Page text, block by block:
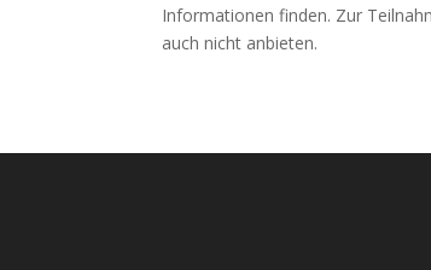
Informationen finden. Zur
auch nicht anbieten.